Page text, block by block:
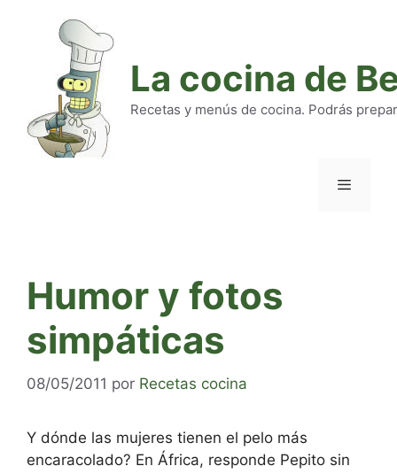
La cocina de
Recetas y menús de cocina. Podrás
Humor y fotos
simpáticas
08/05/2011 por Recetas cocina
Y dónde las mujeres tienen el pelo más
encaracolado? En África, responde Pepito sin